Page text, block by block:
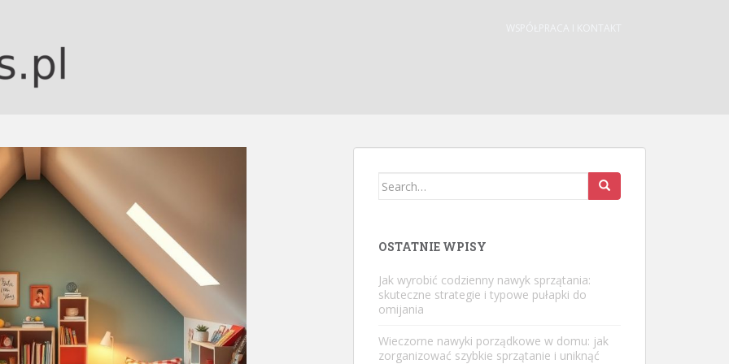
WSPÓŁPRACA I KONTAKT
Search
OSTATNIE WPISY
Jak wyrobić codzienny nawyk sprzątania:
skuteczne strategie i typowe pułapki do
omijania
Wieczorne nawyki porządkowe w domu: jak
zorganizować szybkie sprzątanie i uniknąć